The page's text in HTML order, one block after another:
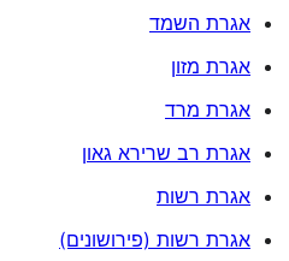
אגרת השמד
אגרת מזון
אגרת מרד
אגרת רב שרירא גאון
אגרת רשות
אגרת רשות (פירושונים)